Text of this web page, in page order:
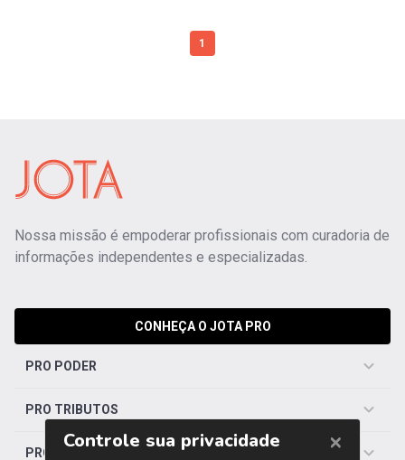
1
Nossa missão é empoderar profissionais com curadoria de
informações independentes e especializadas.
CONHEÇA O JOTA PRO
PRO PODER
PRO TRIBUTOS
PRO TRABALHISTA